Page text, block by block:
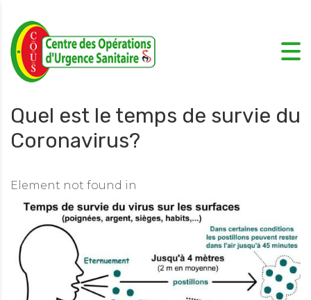
Quel est le temps de survie du
Coronavirus?
Element not found in